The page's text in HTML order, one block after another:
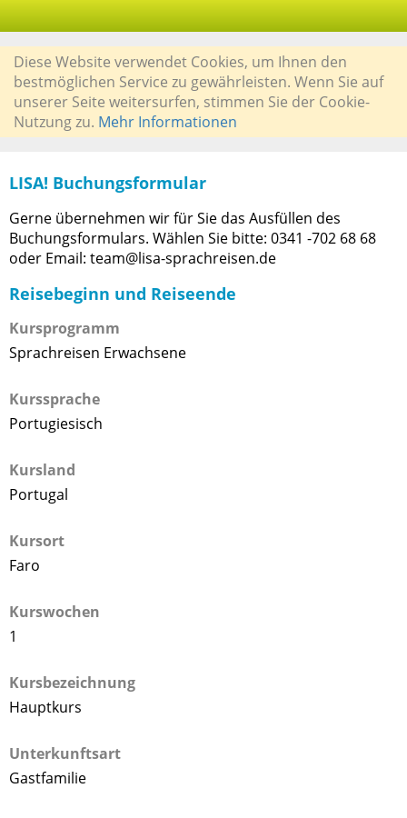
Diese Website verwendet Cookies, um Ihnen den
bestmöglichen Service zu gewährleisten. Wenn Sie auf
unserer Seite weitersurfen, stimmen Sie der Cookie-
Nutzung zu. Mehr Informationen
LISA! Buchungsformular
Gerne übernehmen wir für Sie das Ausfüllen des
Buchungsformulars. Wählen Sie bitte: 0341 -702 68 68
oder Email: team@lisa-sprachreisen.de
Reisebeginn und Reiseende
Kursprogramm
Sprachreisen Erwachsene
Kurssprache
Portugiesisch
Kursland
Portugal
Kursort
Faro
Kurswochen
1
Kursbezeichnung
Hauptkurs
Unterkunftsart
Gastfamilie